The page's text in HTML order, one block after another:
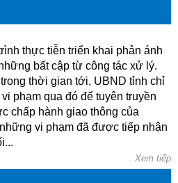
thực tiễn triển khai phản ánh
bất cập từ công tác xử lý.
thời gian tới, UBND tỉnh chỉ
phạm qua đó để tuyên truyền
chấp hành giao thông của
vi phạm đã được tiếp nhận
Xem tiếp